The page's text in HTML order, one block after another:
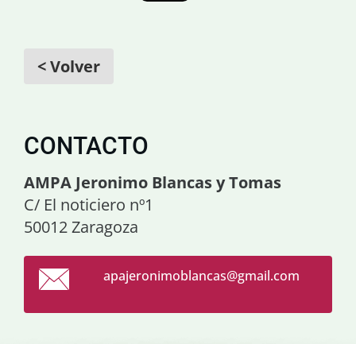
< Volver
CONTACTO
AMPA Jeronimo Blancas y Tomas
C/ El noticiero nº1
50012 Zaragoza
apajeronimoblancas@gmail.com